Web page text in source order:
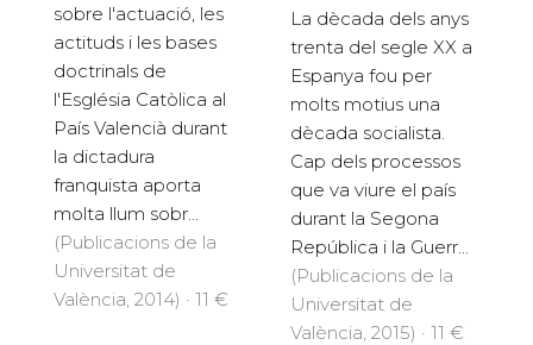
sobre l'actuació, les
actituds i les bases
doctrinals de
l'Església Catòlica al
País Valencià durant
la dictadura
franquista aporta
molta llum sobr...
(Publicacions de la
Universitat de
València, 2014) · 11 €
La dècada dels anys
trenta del segle XX a
Espanya fou per
molts motius una
dècada socialista.
Cap dels processos
que va viure el país
durant la Segona
República i la Guerr...
(Publicacions de la
Universitat de
València, 2015) · 11 €